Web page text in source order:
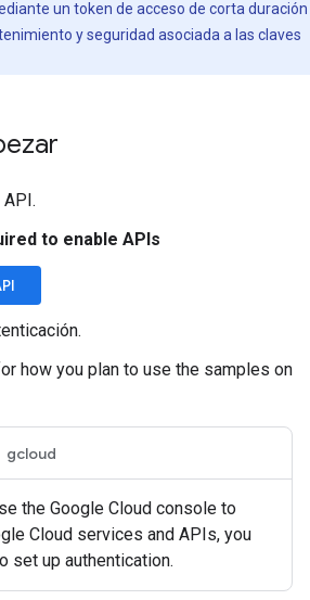
un token de acceso de corta duración
y seguridad asociada a las claves
to enable APIs
how you plan to use the samples on
gcloud
the Google Cloud console to
Cloud services and APIs, you
set up authentication.